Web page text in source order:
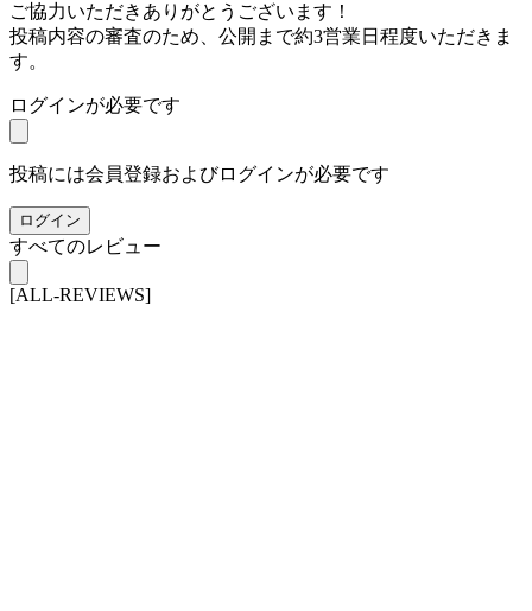
ご協力いただきありがとうございます！
投稿内容の審査のため、公開まで約3営業日程度いただきま
す。
ログインが必要です
投稿には会員登録およびログインが必要です
ログイン
すべてのレビュー
[ALL-REVIEWS]